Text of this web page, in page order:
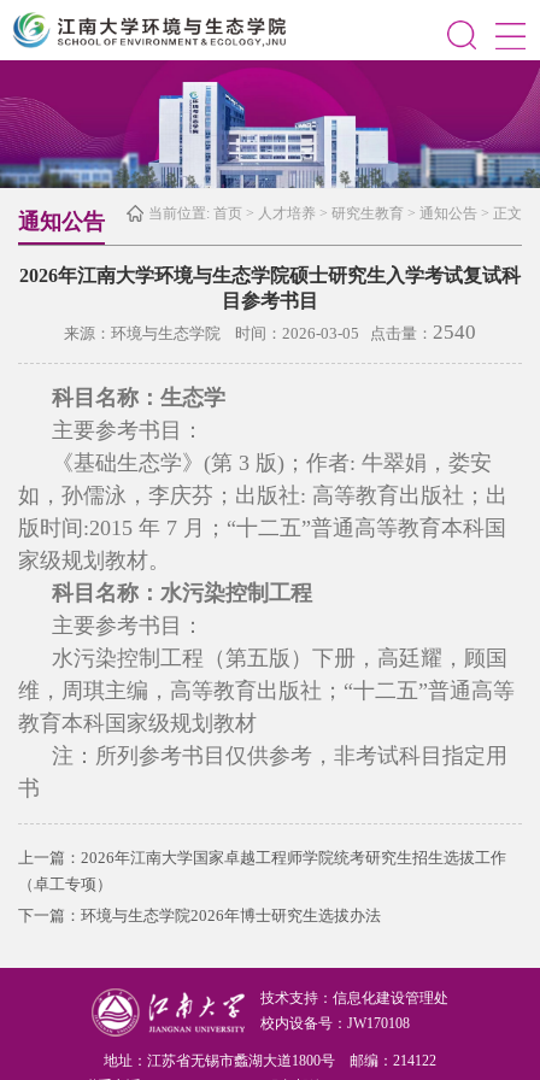
当前位置: 首页 > 人才培养 > 研究生教育 > 通知公告 > 正文
通知公告
2026年江南大学环境与生态学院硕士研究生入学考试复试科
目参考书目
来源：环境与生态学院 时间：2026-03-05 点击量： 2540
科目名称：生态学
主要参考书目：
《基础生态学》(第 3 版)；作者: 牛翠娟，娄安
如，孙儒泳，李庆芬；出版社: 高等教育出版社；出
版时间:2015 年 7 月；“十二五”普通高等教育本科国
家级规划教材。
科目名称：水污染控制工程
主要参考书目：
水污染控制工程（第五版）下册，高廷耀，顾国
维，周琪主编，高等教育出版社；“十二五”普通高等
教育本科国家级规划教材
注：所列参考书目仅供参考，非考试科目指定用
书
上一篇： 2026年江南大学国家卓越工程师学院统考研究生招生选拔工作
（卓工专项）
下一篇： 环境与生态学院2026年博士研究生选拔办法
技术支持：信息化建设管理处
校内设备号：JW170108
地址：江苏省无锡市蠡湖大道1800号 邮编：214122